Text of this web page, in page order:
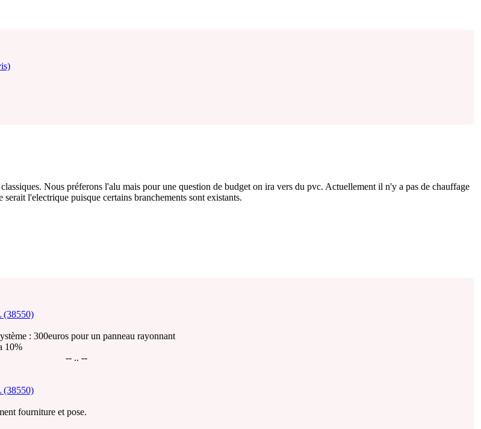
Nous préferons l'alu mais pour une question de budget on ira vers du pvc. Actuellement il n'y a pas de chauffage
l'electrique puisque certains branchements sont existants.
(38550)
: 300euros pour un panneau rayonnant
10%
-- .. --
(38550)
fourniture et pose.